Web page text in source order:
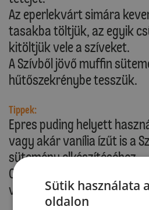
Az eperlekvárt simára
tasakba töltjük, az egyik
kitöltjük vele a szíveket.
A Szívből jövő muffin
hűtőszekrénybe tesszük.
Tippek:
Epres puding helyett
vagy akár vanília ízűt is a
sütemény elkészítéséhez.
Csak a muffint
vagy le is fagyaszthatjuk.
Sütik használata
oldalon